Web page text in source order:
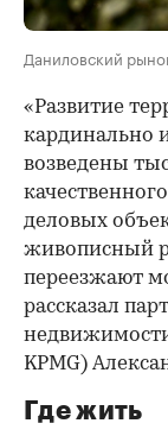
Даниловский
«Развитие
кардинально
возведены
деловых
живописный
переезжают
рассказал
KPMG)
Где жить